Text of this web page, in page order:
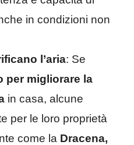
in condizioni non
l’aria: Se
per migliorare la
in casa, alcune
per le loro proprietà
come la Dracena,